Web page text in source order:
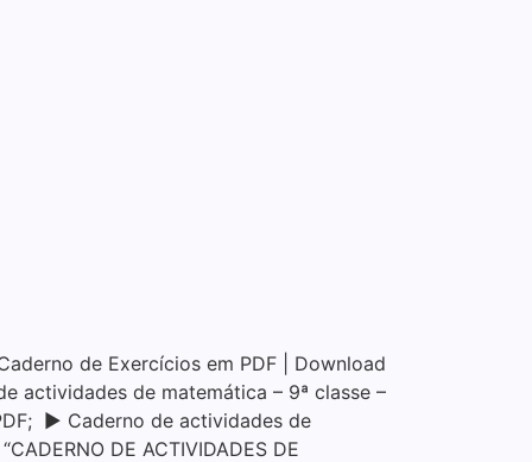
Caderno de Exercícios em PDF | Download
actividades de matemática – 9ª classe –
▶ Caderno de actividades de
DE ACTIVIDADES DE